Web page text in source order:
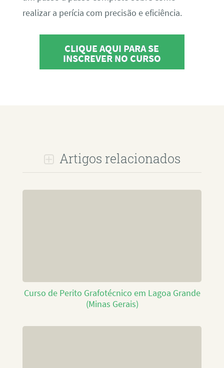
realizar a perícia com precisão e eficiência.
CLIQUE AQUI PARA SE
INSCREVER NO CURSO
Artigos relacionados
Curso de Perito Grafotécnico em Lagoa Grande
(Minas Gerais)